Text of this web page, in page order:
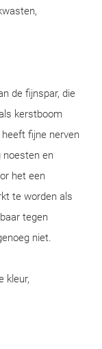
de fijnspar, die
kerstboom
fijne nerven
noesten en
het een
te worden als
tegen
niet.
kleur,